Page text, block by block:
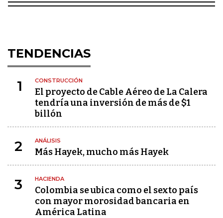
TENDENCIAS
1 CONSTRUCCIÓN
El proyecto de Cable Aéreo de La Calera
tendría una inversión de más de $1
billón
2 ANÁLISIS
Más Hayek, mucho más Hayek
3 HACIENDA
Colombia se ubica como el sexto país
con mayor morosidad bancaria en
América Latina